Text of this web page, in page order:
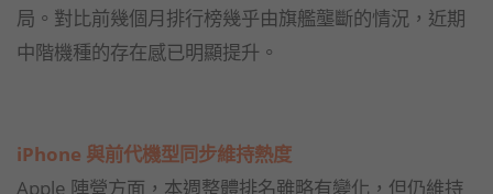
局。對比前幾個月排行榜幾乎由旗艦壟斷的情況，近期
中階機種的存在感已明顯提升。
iPhone 與前代機型同步維持熱度
Apple 陣營方面，本週整體排名雖略有變化，但仍維持